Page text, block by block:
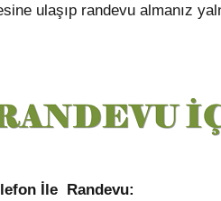
ulaşıp randevu almanız
İle Randevu: